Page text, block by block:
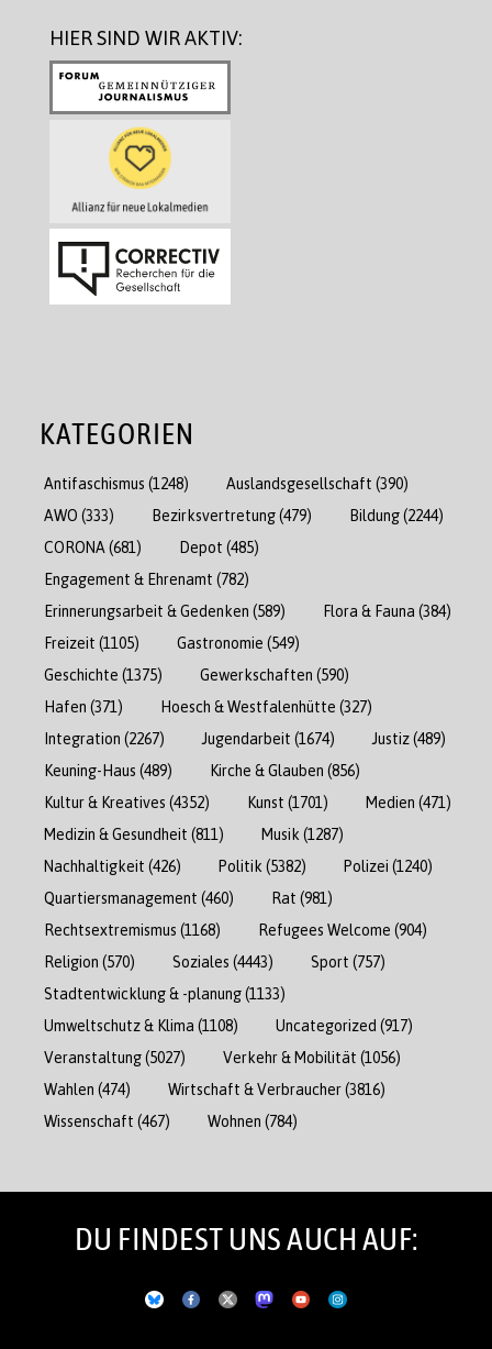
HIER SIND WIR AKTIV:
KATEGORIEN
Antifaschismus (1248) Auslandsgesellschaft (390)
AWO (333) Bezirksvertretung(479) Bildung(2244)
CORONA (681) Depot (485)
Engagement & Ehrenamt (782)
Erinnerungsarbeit & Gedenken (589) Flora & Fauna (384)
Freizeit (1105) Gastronomie (549)
Geschichte (1375) Gewerkschaften (590)
Hafen (371) Hoesch & Westfalenhütte (327)
Integration (2267) Jugendarbeit (1674) Justiz(489)
Keuning-Haus (489) Kirche & Glauben (856)
Kultur & Kreatives (4352) Kunst (1701) Medien (471)
Medizin & Gesundheit (811) Musik (1287)
Nachhaltigkeit (426) Politik (5382) Polizei (1240)
Quartiersmanagement (460) Rat (981)
Rechtsextremismus (1168) Refugees Welcome (904)
Religion (570) Soziales (4443) Sport (757)
Stadtentwicklung & -planung(1133)
Umweltschutz & Klima (1108) Uncategorized (917)
Veranstaltung(5027) Verkehr & Mobilität (1056)
Wahlen (474) Wirtschaft & Verbraucher(3816)
Wissenschaft (467) Wohnen (784)
DU FINDEST UNS AUCH AUF: